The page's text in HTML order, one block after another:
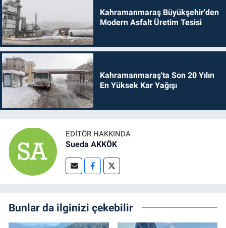
Kahramanmaraş Büyükşehir'den
Modern Asfalt Üretim Tesisi
Kahramanmaraş'ta Son 20 Yılın
En Yüksek Kar Yağışı
EDITÖR HAKKINDA
Sueda AKKÖK
Bunlar da ilginizi çekebilir